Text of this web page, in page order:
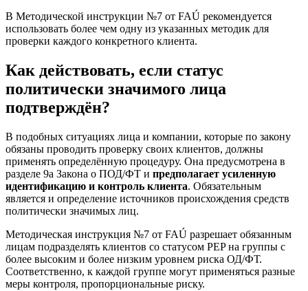
В Методической инструкции №7 от FAÚ рекомендуется
использовать более чем одну из указанных методик для
проверки каждого конкретного клиента.
Как действовать, если статус
политически значимого лица
подтверждён?
В подобных ситуациях лица и компании, которые по закону
обязаны проводить проверку своих клиентов, должны
применять определённую процедуру. Она предусмотрена в
разделе 9a Закона о ПОД/ФТ и предполагает усиленную
идентификацию и контроль клиента. Обязательным
является и определение источников происхождения средств
политически значимых лиц.
Методическая инструкция №7 от FAÚ разрешает обязанным
лицам подразделять клиентов со статусом PEP на группы с
более высоким и более низким уровнем риска ОД/ФТ.
Соответственно, к каждой группе могут применяться разные
меры контроля, пропорциональные риску.